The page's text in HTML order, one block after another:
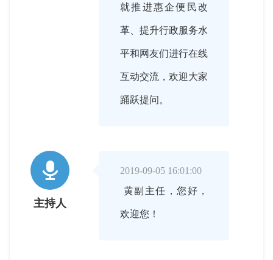
就推进惠企便民改
革、提升行政服务水
平和网友们进行在线
互动交流，欢迎大家
踊跃提问。

主持人
2019-09-05 16:01:00
黄副主任，您好，
欢迎您！